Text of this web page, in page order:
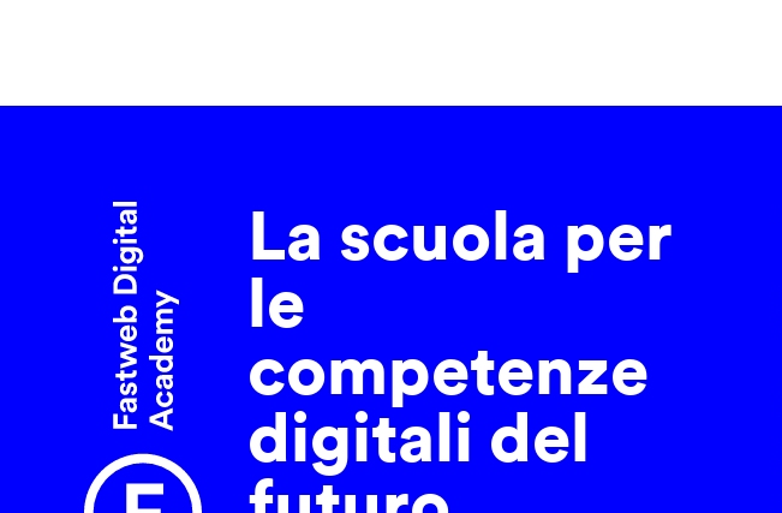
La scuola per
le
competenze
digitali del